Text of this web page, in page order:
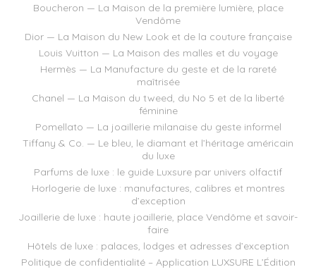
Boucheron — La Maison de la première lumière, place
Vendôme
Dior — La Maison du New Look et de la couture française
Louis Vuitton — La Maison des malles et du voyage
Hermès — La Manufacture du geste et de la rareté
maîtrisée
Chanel — La Maison du tweed, du No 5 et de la liberté
féminine
Pomellato — La joaillerie milanaise du geste informel
Tiffany & Co. — Le bleu, le diamant et l’héritage américain
du luxe
Parfums de luxe : le guide Luxsure par univers olfactif
Horlogerie de luxe : manufactures, calibres et montres
d’exception
Joaillerie de luxe : haute joaillerie, place Vendôme et savoir-
faire
Hôtels de luxe : palaces, lodges et adresses d’exception
Politique de confidentialité – Application LUXSURE L’Édition